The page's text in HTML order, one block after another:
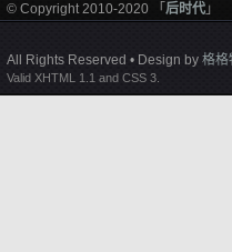
© Copyright 2010-2020 「 后时代 」
All Rights Reserved • Design by 格格
Valid XHTML 1.1 and CSS 3.